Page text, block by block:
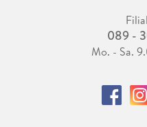
089 -
Mo. - Sa.